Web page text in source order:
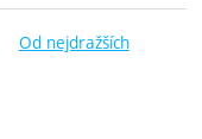
Od nejdražších